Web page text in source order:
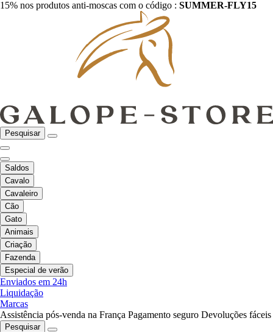
15% nos produtos anti-moscas com o código : SUMMER-FLY15
Pesquisar
Saldos
Cavalo
Cavaleiro
Cão
Gato
Animais
Criação
Fazenda
Especial de verão
Enviados em 24h
Liquidação
Marcas
Assistência pós-venda na França Pagamento seguro Devoluções fáceis
Pesquisar